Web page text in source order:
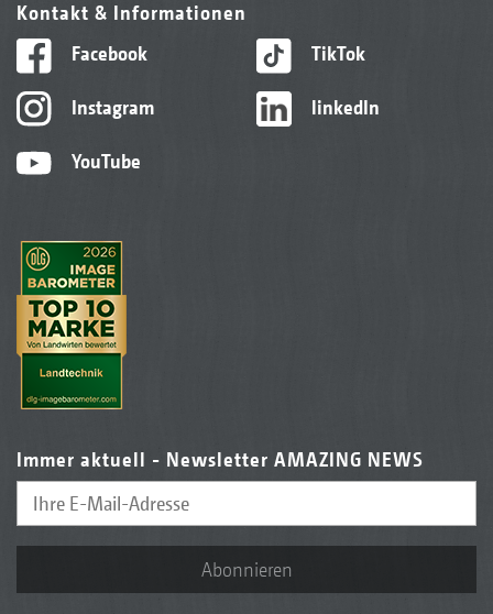
Kontakt & Informationen
Facebook
Instagram
YouTube
TikTok
linkedIn
Immer aktuell - Newsletter AMAZING NEWS
Abonnieren